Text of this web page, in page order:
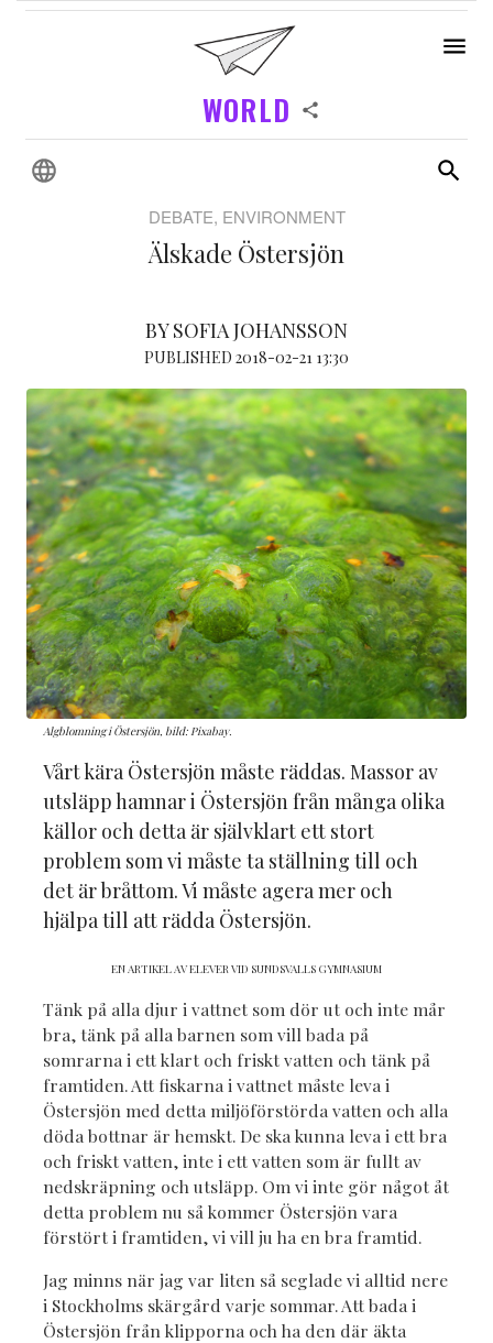
WORLD
DEBATE, ENVIRONMENT
Älskade Östersjön
BY SOFIA JOHANSSON
PUBLISHED 2018-02-21 13:30
Algblomning i Östersjön, bild: Pixabay.
Vårt kära Östersjön måste räddas. Massor av
utsläpp hamnar i Östersjön från många olika
källor och detta är självklart ett stort
problem som vi måste ta ställning till och
det är bråttom. Vi måste agera mer och
hjälpa till att rädda Östersjön.
EN ARTIKEL AV ELEVER VID SUNDSVALLS GYMNASIUM
Tänk på alla djur i vattnet som dör ut och inte mår
bra, tänk på alla barnen som vill bada på
somrarna i ett klart och friskt vatten och tänk på
framtiden. Att fiskarna i vattnet måste leva i
Östersjön med detta miljöförstörda vatten och alla
döda bottnar är hemskt. De ska kunna leva i ett bra
och friskt vatten, inte i ett vatten som är fullt av
nedskräpning och utsläpp. Om vi inte gör något åt
detta problem nu så kommer Östersjön vara
förstört i framtiden, vi vill ju ha en bra framtid.
Jag minns när jag var liten så seglade vi alltid nere
i Stockholms skärgård varje sommar. Att bada i
Östersjön från klipporna och ha den där äkta